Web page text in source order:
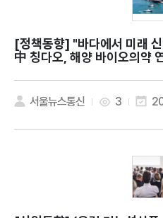
[정책동향]
中 칭다오, 해양 바이오의약
서울뉴스통신 3